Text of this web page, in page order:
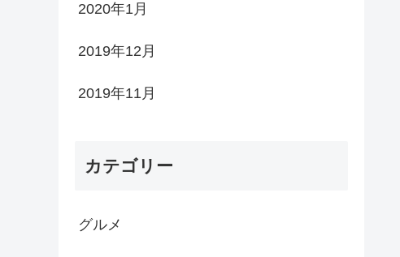
2020年1月
2019年12月
2019年11月
カテゴリー
グルメ